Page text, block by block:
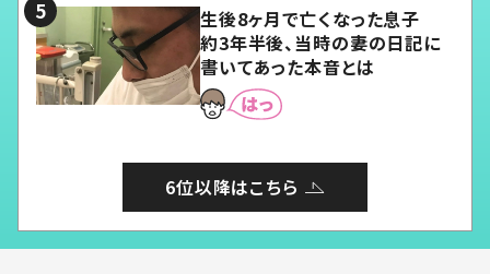
生後8ヶ月で亡くなった息子
約3年半後、当時の妻の日記に
書いてあった本音とは
6位以降はこちら